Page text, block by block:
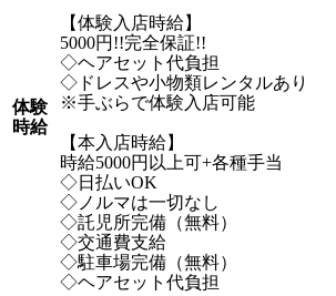
体験
時給
【体験入店時給】
5000円!!完全保証!!
◇ヘアセット代負担
◇ドレスや小物類レンタルあり
※手ぶらで体験入店可能
【本入店時給】
時給5000円以上可+各種手当
◇日払いOK
◇ノルマは一切なし
◇託児所完備（無料）
◇交通費支給
◇駐車場完備（無料）
◇ヘアセット代負担